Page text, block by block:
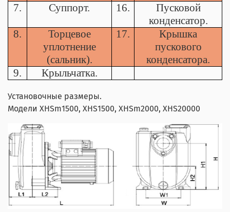
7.
Суппорт. 16.
Пусковой
конденсатор.
8.
Торцевое
уплотнение
(сальник).
17.
Крышка
пускового
конденсатора.
9.
Крыльчатка.
Установочные размеры.
Модели XHSm1500, XHS1500, XHSm2000, XHS20000